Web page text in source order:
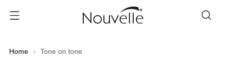
Home Tone on tone